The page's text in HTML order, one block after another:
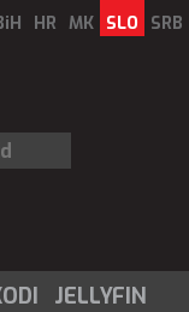
HR MK SLO SRB
JELLYFIN